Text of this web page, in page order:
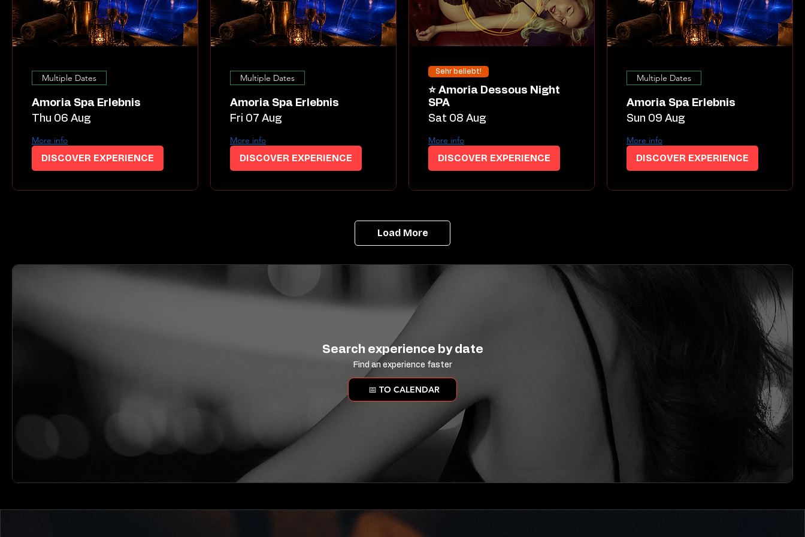
Multiple Dates
Amoria Spa Erlebnis
Thu 06 Aug
More info
DISCOVER EXPERIENCE
Multiple Dates
Amoria Spa Erlebnis
Fri 07 Aug
More info
DISCOVER EXPERIENCE
Sehr beliebt!
⭐ Amoria Dessous Night
SPA
Sat 08 Aug
More info
DISCOVER EXPERIENCE
Multiple Dates
Amoria Spa Erlebnis
Sun 09 Aug
More info
DISCOVER EXPERIENCE
Load More
Search experience by date
Find an experience faster
📅 TO CALENDAR